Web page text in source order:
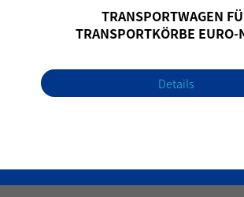
TRANSPORTWAGEN
TRANSPORTKÖRBE EURO-
Details